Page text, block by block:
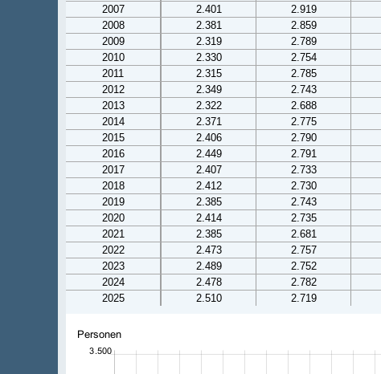
2007
2.401 2.919
2008
2.381 2.859
2009
2.319 2.789
2010
2.330 2.754
2011
2.315 2.785
2012
2.349 2.743
2013
2.322 2.688
2014
2.371 2.775
2015
2.406 2.790
2016
2.449 2.791
2017
2.407 2.733
2018
2.412 2.730
2019
2.385 2.743
2020
2.414 2.735
2021
2.385 2.681
2022
2.473 2.757
2023
2.489 2.752
2024
2.478 2.782
2025
2.510 2.719